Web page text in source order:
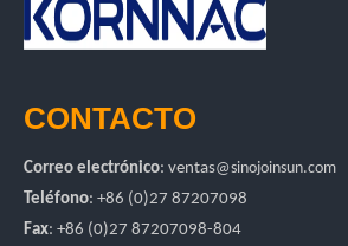
CONTACTO
Correo electrónico: ventas@sinojoinsun.com
Teléfono: +86 (0)27 87207098
Fax: +86 (0)27 87207098-804